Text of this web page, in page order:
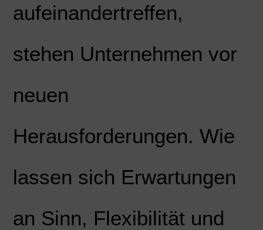
aufeinandertreffen,
stehen Unternehmen vor
neuen
Herausforderungen. Wie
lassen sich Erwartungen
an Sinn, Flexibilität und